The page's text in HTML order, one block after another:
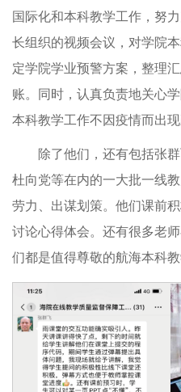
国际化和本科教学工作，努
长组织的视频会议，对学院
定学院学业预警方案，整理
账。同时，认真负责地关心
本科教学工作不因疫情而出现
除了他们，还有包括张
杜向党等在内的一大批一线
劳力、出谋划策。他们课前
讨论心得体会。还有很多老
们都是值得尊敬的航海本科教